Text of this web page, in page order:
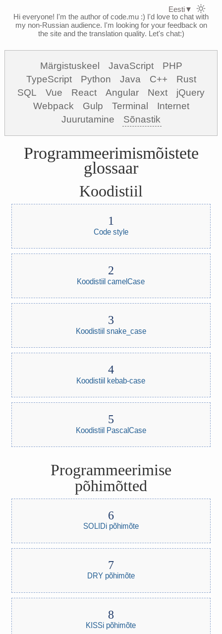
Hi everyone! I'm the author of code.mu :) I'd love to chat with
my non-Russian audience. I'm looking for your feedback on
the site and the translation quality. Let's chat:)
Märgistuskeel JavaScript
PHP
TypeScript
Python Java C++
Rust
SQL
Vue React Angular Next
jQuery
Webpack
Gulp Terminal
Internet
Juurutamine
Sõnastik
Programmeerimismõistete
glossaar
Koodistiil
Code style
Koodistiil camelCase
Koodistiil snake_case
Koodistiil kebab-case
Koodistiil PascalCase
Programmeerimise
põhimõtted
SOLIDi põhimõte
DRY põhimõte
KISSi põhimõte
Eesti▼